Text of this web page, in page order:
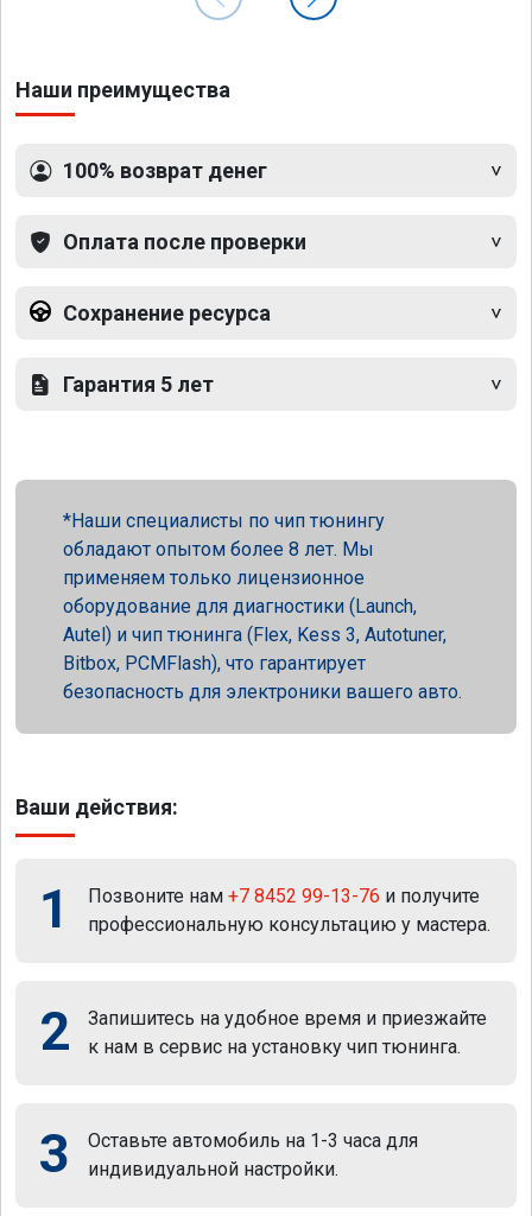
Наши преимущества
100% возврат денег
Оплата после проверки
Сохранение ресурса
Гарантия 5 лет
Наши специалисты по чип тюнингу
обладают опытом более 8 лет. Мы
применяем только лицензионное
оборудование для диагностики (Launch,
Autel) и чип тюнинга (Flex, Kess 3, Autotuner,
Bitbox, PCMFlash), что гарантирует
безопасность для электроники вашего авто.
Ваши действия:
1 Позвоните нам +7 8452 99-13-76 и получите
профессиональную консультацию у мастера.
2
Запишитесь на удобное время и приезжайте
к нам в сервис на установку чип тюнинга.
3
Оставьте автомобиль на 1-3 часа для
индивидуальной настройки.